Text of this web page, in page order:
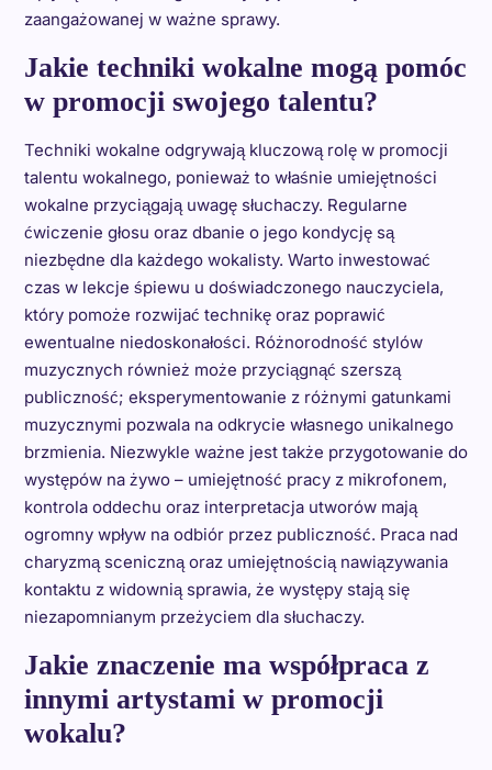
zaangażowanej w ważne sprawy.
Jakie techniki wokalne mogą pomóc
w promocji swojego talentu?
Techniki wokalne odgrywają kluczową rolę w promocji
talentu wokalnego, ponieważ to właśnie umiejętności
wokalne przyciągają uwagę słuchaczy. Regularne
ćwiczenie głosu oraz dbanie o jego kondycję są
niezbędne dla każdego wokalisty. Warto inwestować
czas w lekcje śpiewu u doświadczonego nauczyciela,
który pomoże rozwijać technikę oraz poprawić
ewentualne niedoskonałości. Różnorodność stylów
muzycznych również może przyciągnąć szerszą
publiczność; eksperymentowanie z różnymi gatunkami
muzycznymi pozwala na odkrycie własnego unikalnego
brzmienia. Niezwykle ważne jest także przygotowanie do
występów na żywo – umiejętność pracy z mikrofonem,
kontrola oddechu oraz interpretacja utworów mają
ogromny wpływ na odbiór przez publiczność. Praca nad
charyzmą sceniczną oraz umiejętnością nawiązywania
kontaktu z widownią sprawia, że występy stają się
niezapomnianym przeżyciem dla słuchaczy.
Jakie znaczenie ma współpraca z
innymi artystami w promocji
wokalu?